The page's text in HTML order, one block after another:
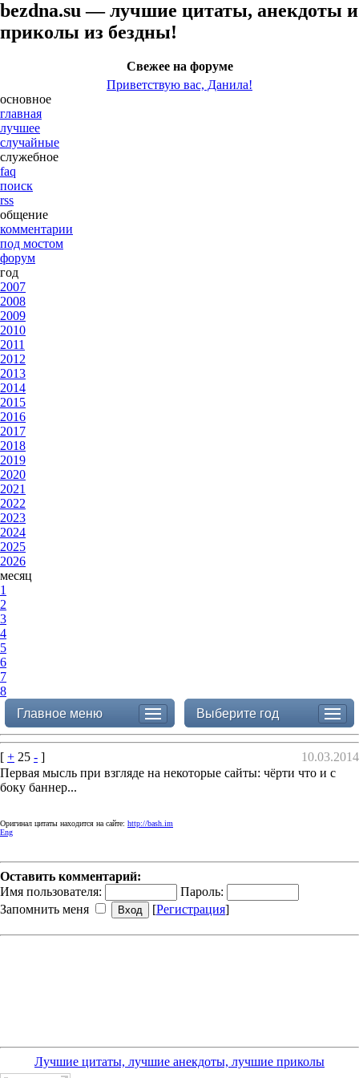
bezdna.su — лучшие цитаты, анекдоты и
приколы из бездны!
Свежее на форуме
Приветствую вас, Данила!
основное
главная
лучшее
случайные
служебное
faq
поиск
rss
общение
комментарии
под мостом
форум
год
2007
2008
2009
2010
2011
2012
2013
2014
2015
2016
2017
2018
2019
2020
2021
2022
2023
2024
2025
2026
месяц
1
2
3
4
5
6
7
8
Главное меню
Выберите год
[ + 25 - ]
10.03.2014
Первая мысль при взгляде на некоторые сайты: чёрти что и с
боку баннер...
Оригинал цитаты находится на сайте: http://bash.im
Eng
Оставить комментарий:
Имя пользователя:
Пароль:
Запомнить меня
[Регистрация]
Лучшие цитаты, лучшие анекдоты, лучшие приколы